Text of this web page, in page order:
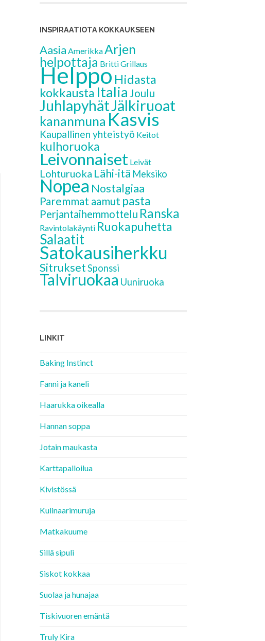
INSPIRAATIOTA KOKKAUKSEEN
Aasia AmerikkaArjen
helpottaja BrittiGrillaus
HelppoHidasta
kokkausta Italia Joulu
JuhlapyhätJälkiruoat
kananmuna Kasvis
Kaupallinen yhteistyö Keitot
kulhoruoka
Leivonnaiset Leivät
Lohturuoka Lähi-itä Meksiko
Nopea Nostalgiaa
Paremmat aamut pasta
Perjantaihemmottelu Ranska
Ravintolakäynti Ruokapuhetta
Salaatit
Satokausiherkku
SitruksetSponssi
Talviruokaa Uuniruoka
LINKIT
Baking Instinct
Fanni ja kaneli
Haarukka oikealla
Hannan soppa
Jotain maukasta
Karttapalloilua
Kivistössä
Kulinaarimuruja
Matkakuume
Sillä sipuli
Siskot kokkaa
Suolaa ja hunajaa
Tiskivuoren emäntä
Truly Kira